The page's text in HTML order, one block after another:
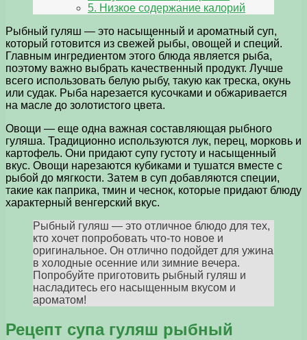
5. Низкое содержание калорий
Рыбный гуляш — это насыщенный и ароматный суп,
который готовится из свежей рыбы, овощей и специй.
Главным ингредиентом этого блюда является рыба,
поэтому важно выбрать качественный продукт. Лучше
всего использовать белую рыбу, такую как треска, окунь
или судак. Рыба нарезается кусочками и обжаривается
на масле до золотистого цвета.
Овощи — еще одна важная составляющая рыбного
гуляша. Традиционно используются лук, перец, морковь и
картофель. Они придают супу густоту и насыщенный
вкус. Овощи нарезаются кубиками и тушатся вместе с
рыбой до мягкости. Затем в суп добавляются специи,
такие как паприка, тмин и чеснок, которые придают блюду
характерный венгерский вкус.
Рыбный гуляш — это отличное блюдо для тех,
кто хочет попробовать что-то новое и
оригинальное. Он отлично подойдет для ужина
в холодные осенние или зимние вечера.
Попробуйте приготовить рыбный гуляш и
насладитесь его насыщенным вкусом и
ароматом!
Рецепт супа гуляш рыбный